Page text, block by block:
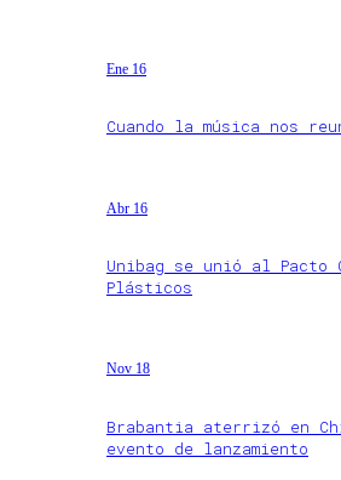
Ene 16
Cuando la música nos
Abr 16
Unibag se unió al Pacto
Plásticos
Nov 18
Brabantia aterrizó en
evento de lanzamiento